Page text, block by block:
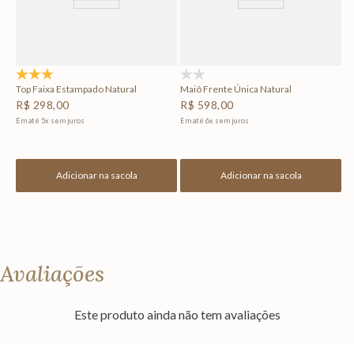
Top Faixa Estampado Natural
R$ 298,00
Em até 5x sem juros
Adicionar na sacola
Maiô Frente Única Natural
R$ 598,00
Em até 6x sem juros
Adicionar na sacola
Avaliações
Este produto ainda não tem avaliações